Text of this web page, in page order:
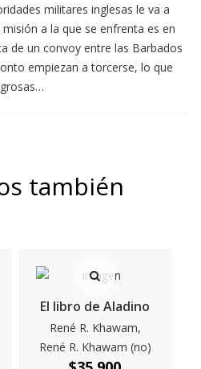
militares inglesas le va a
a la que se enfrenta es en
de un convoy entre las Barbados
empiezan a torcerse, lo que
también
El libro de Aladino
René R. Khawam,
René R. Khawam (no)